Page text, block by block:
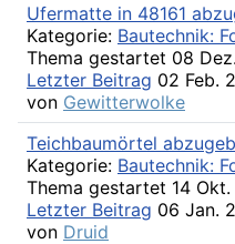
Ufermatte in 48161
Kategorie: Bautechnik:
Thema gestartet 08
Letzter Beitrag 02 Feb.
von Gewitterwolke
Teichbaumörtel
Kategorie: Bautechnik:
Thema gestartet 14
Letzter Beitrag 06 Jan.
von Druid